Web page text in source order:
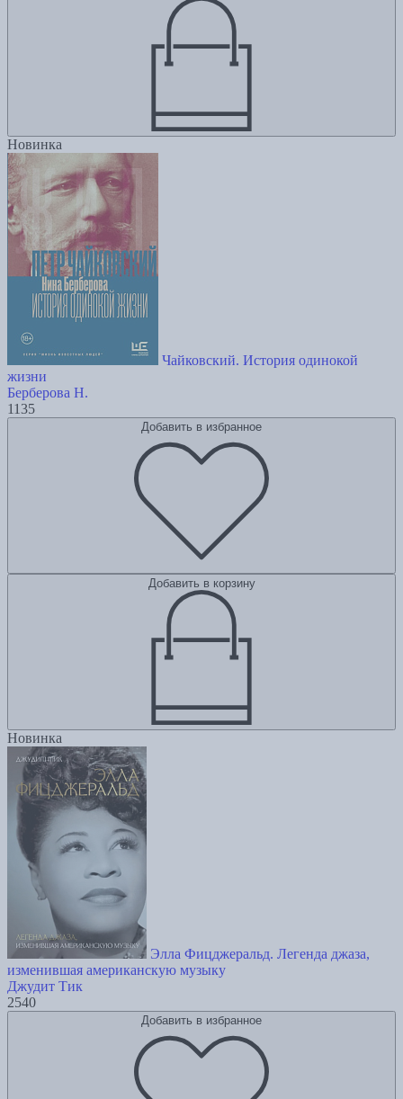
Новинка
Чайковский. История одинокой
жизни
Берберова Н.
1135
Добавить в избранное
Добавить в корзину
Новинка
Элла Фицджеральд. Легенда джаза,
изменившая американскую музыку
Джудит Тик
2540
Добавить в избранное